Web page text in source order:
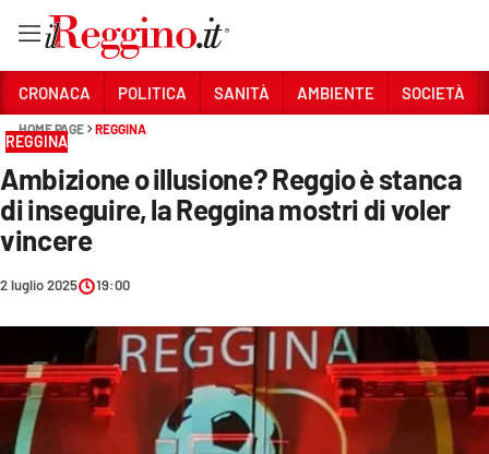
Sezioni
CRONACA
POLITICA
SANITÀ
AMBIENTE
SOCIETÀ
CULTURA
CRONACA POLITICA SANITÀ AMBIENTE SOCIETÀ
HOME PAGE REGGINA
REGGINA
Ambizione o illusione? Reggio è stanca
di inseguire, la Reggina mostri di voler
vincere
2 luglio 2025 19:00